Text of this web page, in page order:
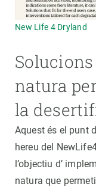
New Life 4 Dryland
natura
la
Aquest és el punt
hereu del
l’objectiu d’
natura que